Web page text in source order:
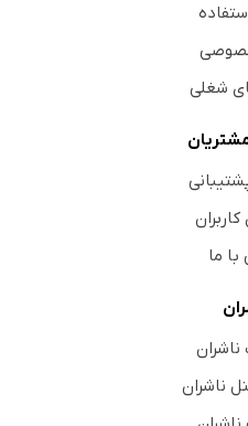
شغلی
ما
ناشران